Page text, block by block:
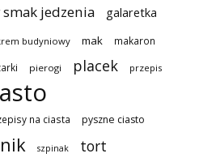
jedzenia galaretka
budyniowy mak makaron
pierogi placek przepis
na ciasta pyszne ciasto
szpinak tort